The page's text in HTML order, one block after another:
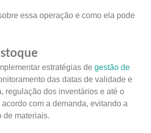
essa operação e como ela pode
estratégias de gestão de
das datas de validade e
regulação dos inventários e até o
com a demanda, evitando a
de materiais.